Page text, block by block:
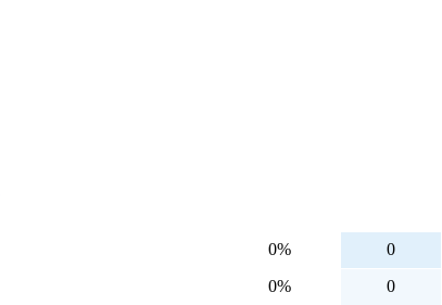
0%
0
0% 0